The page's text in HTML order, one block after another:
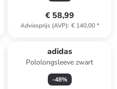
€ 58,99
Adviesprijs (AVP): € 140,00*
adidas
Pololongsleeve zwart
-48%